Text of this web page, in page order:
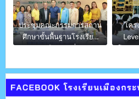
ประชุมคณะกรรมการสถาน
ศึกษาขั้นพื้นฐานโรงเรียน
เมืองกระบี่
โค
โครง